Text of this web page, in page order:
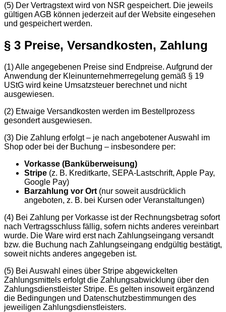
(5) Der Vertragstext wird von NSR gespeichert. Die jeweils
gültigen AGB können jederzeit auf der Website eingesehen
und gespeichert werden.
§ 3 Preise, Versandkosten, Zahlung
(1) Alle angegebenen Preise sind Endpreise. Aufgrund der
Anwendung der Kleinunternehmerregelung gemäß § 19
UStG wird keine Umsatzsteuer berechnet und nicht
ausgewiesen.
(2) Etwaige Versandkosten werden im Bestellprozess
gesondert ausgewiesen.
(3) Die Zahlung erfolgt – je nach angebotener Auswahl im
Shop oder bei der Buchung – insbesondere per:
Vorkasse (Banküberweisung)
Stripe (z. B. Kreditkarte, SEPA-Lastschrift, Apple Pay,
Google Pay)
Barzahlung vor Ort (nur soweit ausdrücklich
angeboten, z. B. bei Kursen oder Veranstaltungen)
(4) Bei Zahlung per Vorkasse ist der Rechnungsbetrag sofort
nach Vertragsschluss fällig, sofern nichts anderes vereinbart
wurde. Die Ware wird erst nach Zahlungseingang versandt
bzw. die Buchung nach Zahlungseingang endgültig bestätigt,
soweit nichts anderes angegeben ist.
(5) Bei Auswahl eines über Stripe abgewickelten
Zahlungsmittels erfolgt die Zahlungsabwicklung über den
Zahlungsdienstleister Stripe. Es gelten insoweit ergänzend
die Bedingungen und Datenschutzbestimmungen des
jeweiligen Zahlungsdienstleisters.